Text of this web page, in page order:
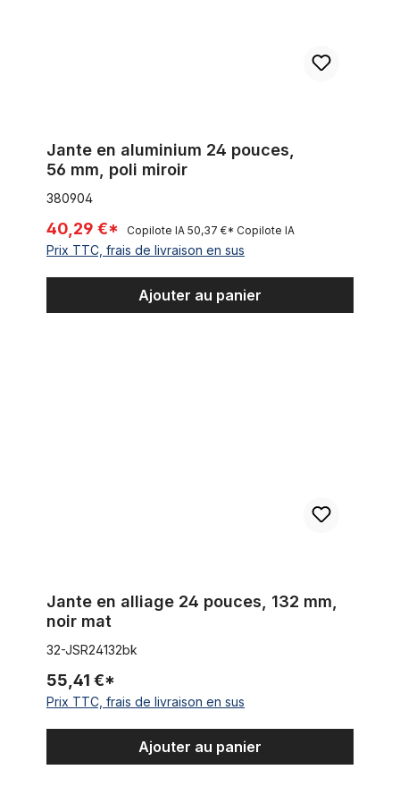
Jante en aluminium 24 pouces,
56 mm, poli miroir
380904
40,29 €* Copilote IA 50,37 €* Copilote IA
Prix TTC, frais de livraison en sus
Ajouter au panier
Jante en alliage 24 pouces, 132 mm,
noir mat
32-JSR24132bk
55,41 €*
Prix TTC, frais de livraison en sus
Ajouter au panier